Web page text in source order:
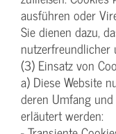
ausführen oder
Sie dienen dazu,
nutzerfreundlicher
(3) Einsatz von
a) Diese Website
deren Umfang
erläutert werden: